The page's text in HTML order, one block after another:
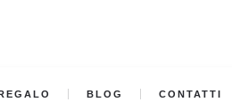
BLOG CONTATTI